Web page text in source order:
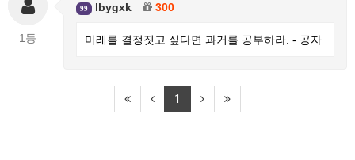
1등
99 lbygxk 300
미래를 결정짓고 싶다면 과거를 공부하라. - 공자
1